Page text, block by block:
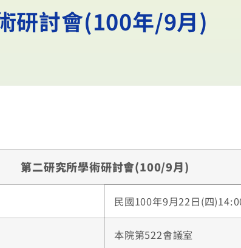
研討會(100年/9月)
第二研究所學術研討會(100/9月)
民國100年9月22日(四
本院第522會議室